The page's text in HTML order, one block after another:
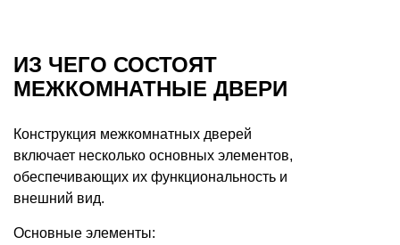
ИЗ ЧЕГО СОСТОЯТ
МЕЖКОМНАТНЫЕ ДВЕРИ
Конструкция межкомнатных дверей
включает несколько основных элементов,
обеспечивающих их функциональность и
внешний вид.
Основные элементы: